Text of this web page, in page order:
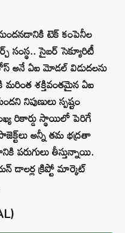
టెక్ కంపెనీల
సంస్థ.. సైబర్ సెక్యూరిటీ
అనే ఏఐ మోడల్ విడుదలను
మరింత శక్తివంతమైన ఏఐ
నిపుణులు స్పష్టం
రికార్డు స్థాయిలో పెరిగే
అన్నీ తమ భద్రతా
పరుగులు తీస్తున్నాయి.
డాలర్ల క్రిప్టో మార్కెట్